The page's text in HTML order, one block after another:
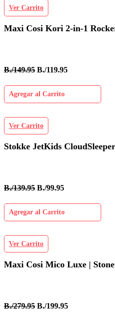
Ver Carrito
Maxi Cosi Kori 2-in-1
B./149.95 B./119.95
Agregar al Carrito
Ver Carrito
Stokke JetKids
B./139.95 B./99.95
Agregar al Carrito
Ver Carrito
Maxi Cosi Mico Luxe |
B./279.95 B./199.95